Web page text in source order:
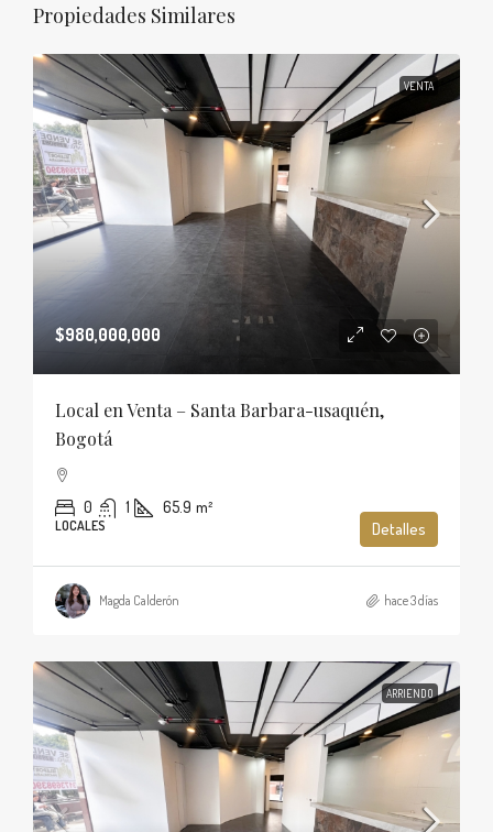
Propiedades Similares
VENTA
$980,000,000
Local en Venta – Santa Barbara-usaquén,
Bogotá
0 1 65.9 m²
LOCALES Detalles
Magda Calderón hace 3 días
ARRIENDO